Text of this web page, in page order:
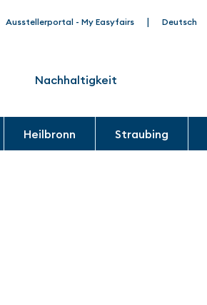
Ausstellerportal - My Easyfairs | Deutsch
Nachhaltigkeit
Heilbronn Straubing